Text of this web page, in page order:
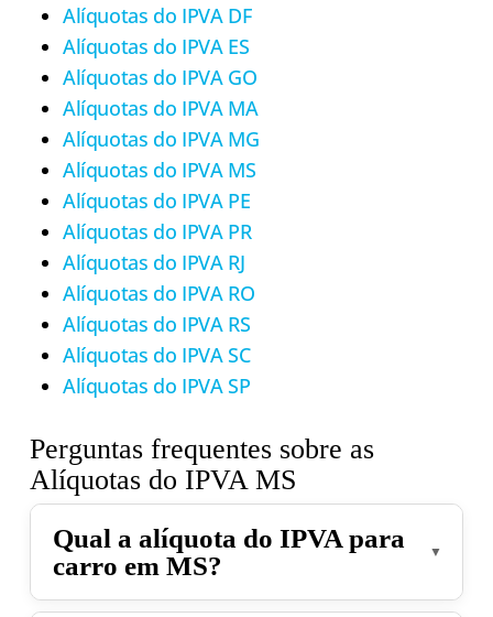
Alíquotas do IPVA DF
Alíquotas do IPVA ES
Alíquotas do IPVA GO
Alíquotas do IPVA MA
Alíquotas do IPVA MG
Alíquotas do IPVA MS
Alíquotas do IPVA PE
Alíquotas do IPVA PR
Alíquotas do IPVA RJ
Alíquotas do IPVA RO
Alíquotas do IPVA RS
Alíquotas do IPVA SC
Alíquotas do IPVA SP
Perguntas frequentes sobre as
Alíquotas do IPVA MS
Qual a alíquota do IPVA para
carro em MS?